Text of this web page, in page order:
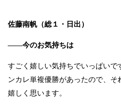
佐藤南帆（総１・日出）
――今のお気持ちは
すごく嬉しい気持ちでいっぱいで
ンカレ単複優勝があったので、そ
嬉しく思います。